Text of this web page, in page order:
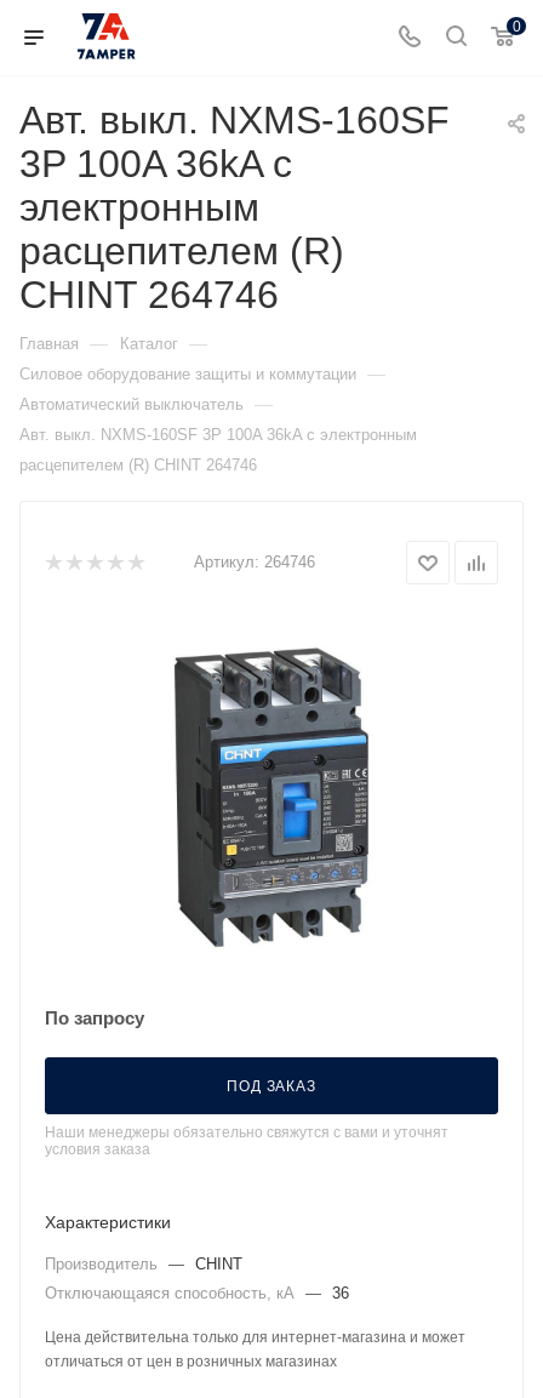
0
Авт. выкл. NXMS-160SF
3P 100A 36kA с
электронным
расцепителем (R)
CHINT 264746
Главная — Каталог —
Силовое оборудование защиты и коммутации —
Автоматический выключатель —
Авт. выкл. NXMS-160SF 3P 100A 36kA с электронным
расцепителем (R) CHINT 264746
Артикул: 264746
По запросу
ПОД ЗАКАЗ
Наши менеджеры обязательно свяжутся с вами и уточнят
условия заказа
Характеристики
Производитель — CHINT
Отключающаяся способность, кА — 36
Цена действительна только для интернет-магазина и может
отличаться от цен в розничных магазинах